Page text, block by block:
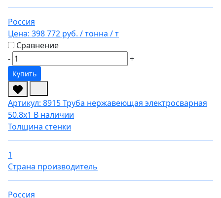
Россия
Цена: 398 772 руб. / тонна / т
Сравнение
-
+
Купить
Артикул: 8915Труба нержавеющая электросварная
50.8х1 В наличии
Толщина стенки
1
Страна производитель
Россия